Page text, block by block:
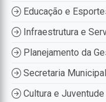
Educação e
Infraestrutura e
Planejamento da
Secretaria
Cultura e Juventude